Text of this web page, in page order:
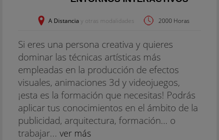
A Distancia y otras modalidades 2000 Horas
Si eres una persona creativa y quieres
dominar las técnicas artísticas más
empleadas en la producción de efectos
visuales, animaciones 3d y videojuegos,
¡esta es la formación que necesitas! Podrás
aplicar tus conocimientos en el ámbito de la
publicidad, arquitectura, formación… o
trabajar... ver más